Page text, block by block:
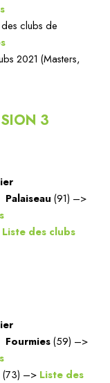
clubs de
2021 (Masters,
3
Palaiseau (91) –>
Liste des clubs
Fourmies(59) –>
(73) –> Liste des